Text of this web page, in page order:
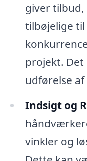
giver
tilbøjelige
projekt.
udførelse
Indsigt og
vinkler og